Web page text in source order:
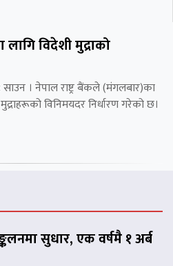
विदेशी मुद्राको
साउन । नेपाल राष्ट्र बैंकले (मंगलबार)का
विनिमयदर निर्धारण गरेको छ।
सुधार, एक वर्षमै १ अर्ब